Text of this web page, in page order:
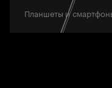
Планшеты и